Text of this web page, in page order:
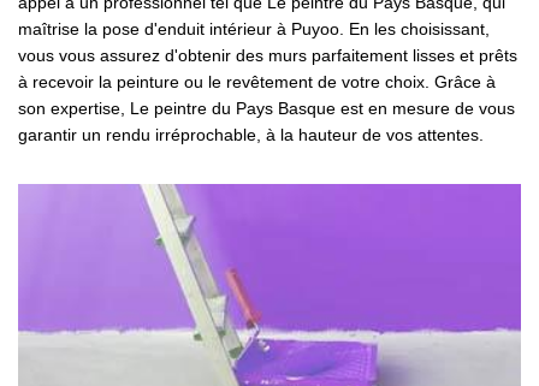
maîtrise la pose d'enduit intérieur à Puyoo. En les choisissant,
vous vous assurez d'obtenir des murs parfaitement lisses et prêts
à recevoir la peinture ou le revêtement de votre choix. Grâce à
son expertise, Le peintre du Pays Basque est en mesure de vous
garantir un rendu irréprochable, à la hauteur de vos attentes.